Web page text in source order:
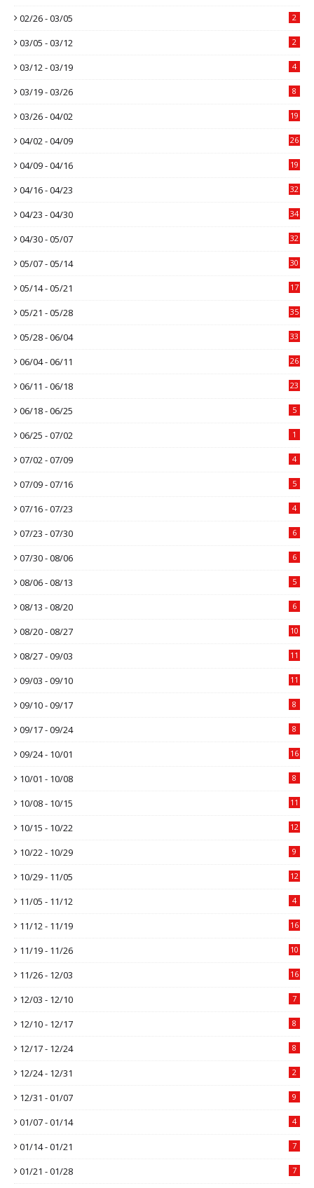
02/26 - 03/05 2
03/05 - 03/12 2
03/12 - 03/19 4
03/19 - 03/26 8
03/26 - 04/02 19
04/02 - 04/09 26
04/09 - 04/16 19
04/16 - 04/23 32
04/23 - 04/30 34
04/30 - 05/07 32
05/07 - 05/14 30
05/14 - 05/21 17
05/21 - 05/28 35
05/28 - 06/04 33
06/04 - 06/11 26
06/11 - 06/18 23
06/18 - 06/25 5
06/25 - 07/02 1
07/02 - 07/09 4
07/09 - 07/16 5
07/16 - 07/23 4
07/23 - 07/30 6
07/30 - 08/06 6
08/06 - 08/13 5
08/13 - 08/20 6
08/20 - 08/27 10
08/27 - 09/03 11
09/03 - 09/10 11
09/10 - 09/17 8
09/17 - 09/24 8
09/24 - 10/01 16
10/01 - 10/08 8
10/08 - 10/15 11
10/15 - 10/22 12
10/22 - 10/29 9
10/29 - 11/05 12
11/05 - 11/12 4
11/12 - 11/19 16
11/19 - 11/26 10
11/26 - 12/03 16
12/03 - 12/10 7
12/10 - 12/17 8
12/17 - 12/24 8
12/24 - 12/31 2
12/31 - 01/07 9
01/07 - 01/14 4
01/14 - 01/21 7
01/21 - 01/28 7